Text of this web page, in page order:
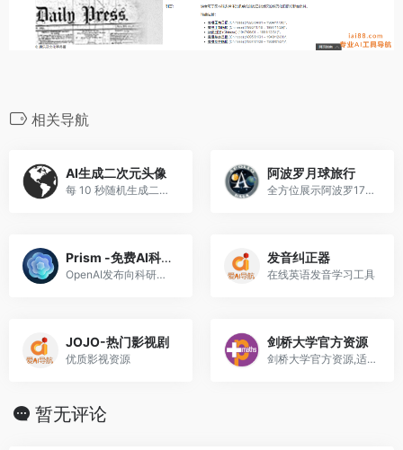
相关导航
AI生成二次元头像
每 10 秒随机生成二次元头像
阿波罗月球旅行
全方位展示阿波罗17号月球之旅
Prism -免费AI科研写作平台
OpenAI发布向科研人群打造的免费AI原生工作台
发音纠正器
在线英语发音学习工具
JOJO-热门影视剧
优质影视资源
剑桥大学官方资源
剑桥大学官方资源,适合学生年龄中学
暂无评论